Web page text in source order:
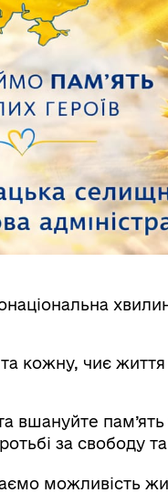
кожну, чиє життя
вшануйте
за свободу
можливість